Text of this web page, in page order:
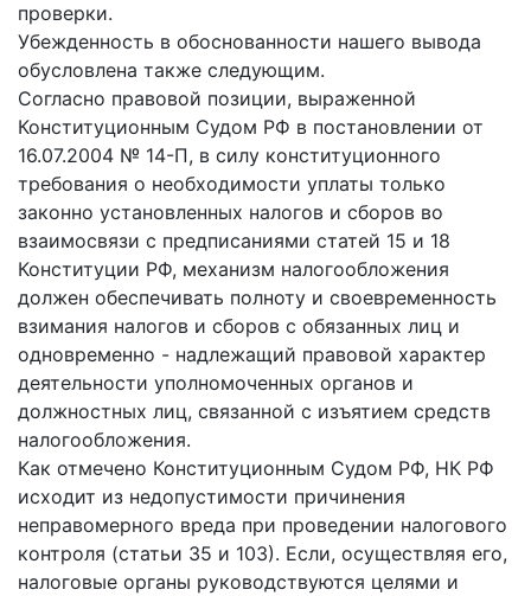
проверки.
Убежденность в обоснованности нашего вывода
обусловлена также следующим.
Согласно правовой позиции, выраженной
Конституционным Судом РФ в постановлении от
16.07.2004 № 14-П, в силу конституционного
требования о необходимости уплаты только
законно установленных налогов и сборов во
взаимосвязи с предписаниями статей 15 и 18
Конституции РФ, механизм налогообложения
должен обеспечивать полноту и своевременность
взимания налогов и сборов с обязанных лиц и
одновременно - надлежащий правовой характер
деятельности уполномоченных органов и
должностных лиц, связанной с изъятием средств
налогообложения.
Как отмечено Конституционным Судом РФ, НК РФ
исходит из недопустимости причинения
неправомерного вреда при проведении налогового
контроля (статьи 35 и 103). Если, осуществляя его,
налоговые органы руководствуются целями и